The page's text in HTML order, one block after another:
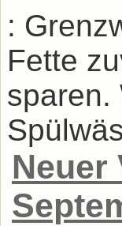
:
Fette
sparen.
Neuer